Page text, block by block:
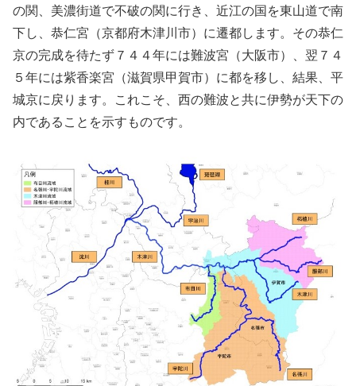
の関、美濃街道で不破の関に行き、近江の国を東山道で南
下し、恭仁宮（京都府木津川市）に遷都します。その恭仁
京の完成を待たず７４４年には難波宮（大阪市）、翌７４
５年には紫香楽宮（滋賀県甲賀市）に都を移し、結果、平
城京に戻ります。これこそ、西の難波と共に伊勢が天下の
内であることを示すものです。